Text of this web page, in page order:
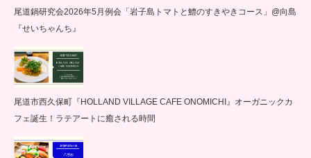
尾道鍋研究会2026年5月例会「岩子島トマトと鱧のすきやきコース」@向島
『せいちゃんち』
尾道市西久保町『HOLLAND VILLAGE CAFE ONOMICHI』オーガニックカ
フェ誕生！ラテアートに癒される時間